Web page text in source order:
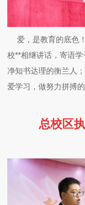
爱，是教育的底色
校**相继讲话，寄语
净知书达理的衡兰人
爱学习，做努力拼搏的
总校区